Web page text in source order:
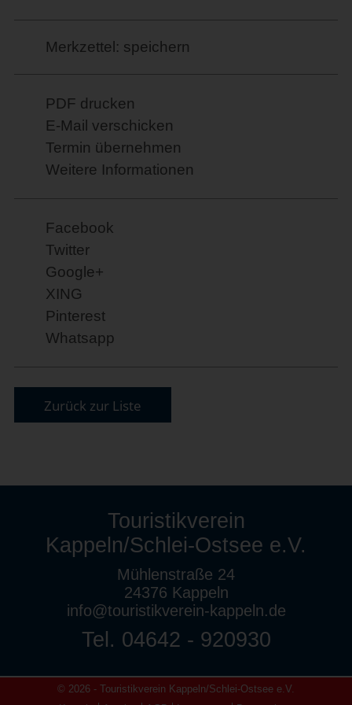
Merkzettel: speichern
PDF drucken
E-Mail verschicken
Termin übernehmen
Weitere Informationen
Facebook
Twitter
Google+
XING
Pinterest
Whatsapp
Zurück zur Liste
Touristikverein
Kappeln/Schlei-Ostsee e.V.
Mühlenstraße 24
24376 Kappeln
info@touristikverein-kappeln.de
Tel. 04642 - 920930
© 2026 - Touristikverein Kappeln/Schlei-Ostsee e.V.